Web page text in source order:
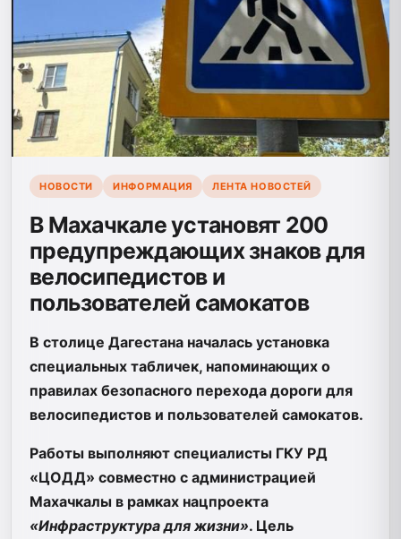
НОВОСТИ ИНФОРМАЦИЯ ЛЕНТА НОВОСТЕЙ
В Махачкале установят 200
предупреждающих знаков для
велосипедистов и
пользователей самокатов
В столице Дагестана началась установка
специальных табличек, напоминающих о
правилах безопасного перехода дороги для
велосипедистов и пользователей самокатов.
Работы выполняют специалисты ГКУ РД
«ЦОДД» совместно с администрацией
Махачкалы в рамках нацпроекта
«Инфраструктура для жизни». Цель